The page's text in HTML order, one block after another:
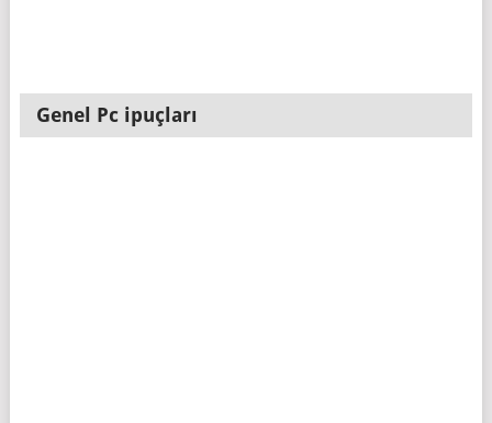
Genel Pc ipuçları